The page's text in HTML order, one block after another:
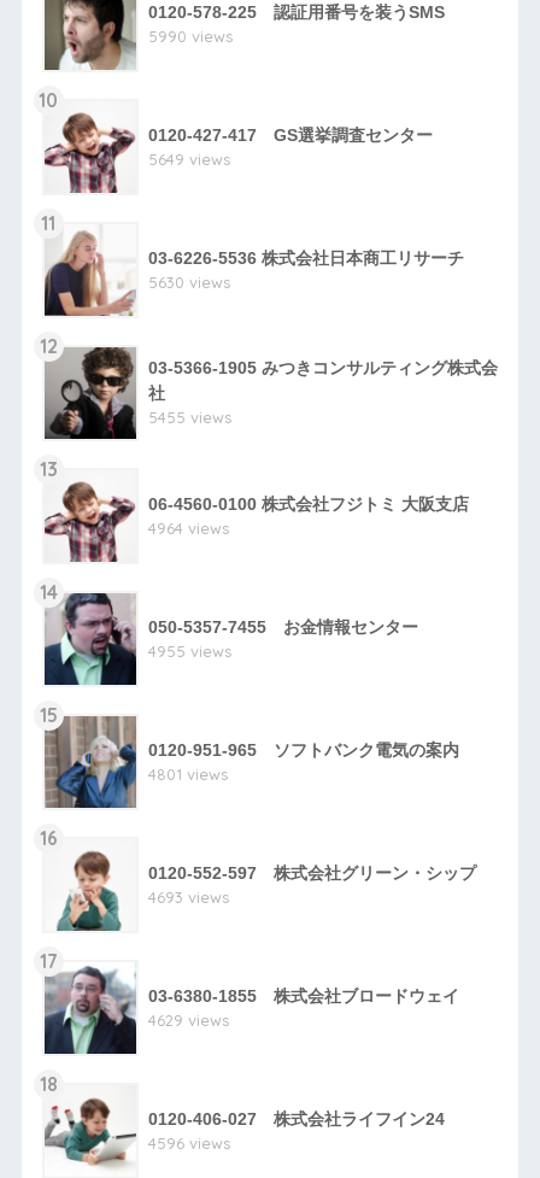
0120-578-225 認証用番号を装うSMS
5990 views
10
0120-427-417 GS選挙調査センター
5649 views
11
03-6226-5536 株式会社日本商工リサーチ
5630 views
12
03-5366-1905 みつきコンサルティング株式会
社
5455 views
13
06-4560-0100 株式会社フジトミ 大阪支店
4964 views
14
050-5357-7455 お金情報センター
4955 views
15
0120-951-965 ソフトバンク電気の案内
4801 views
16
0120-552-597 株式会社グリーン・シップ
4693 views
17
03-6380-1855 株式会社ブロードウェイ
4629 views
18
0120-406-027 株式会社ライフイン24
4596 views